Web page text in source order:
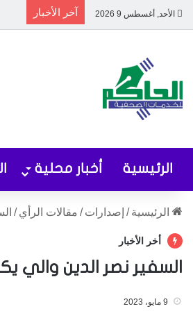
الأحد, أغسطس 9 2026 آخر الأخبار
الرئيسية أخبار محلية
الرئيسية / إصدارات / مقالات الرأي /
أخر الأخبار
السفير نصر الدين والي
9 مايو، 2023